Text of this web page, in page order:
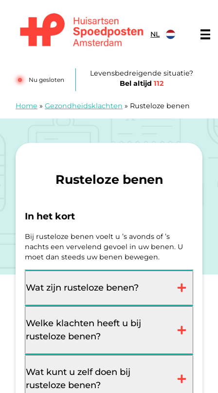
NL
Nu gesloten
Levensbedreigende situatie?
Bel altijd112
Home » Gezondheidsklachten » Rusteloze benen
Rusteloze benen
In het kort
Bij rusteloze benen voelt u ’s avonds of ’s
nachts een vervelend gevoel in uw benen. U
moet dan steeds uw benen bewegen.
Wat zijn rusteloze benen?
Welke klachten heeft u bij
rusteloze benen?
Wat kunt u zelf doen bij
rusteloze benen?